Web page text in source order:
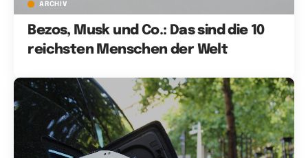
ARCHIV
Bezos, Musk und Co.: Das sind die 10
reichsten Menschen der Welt